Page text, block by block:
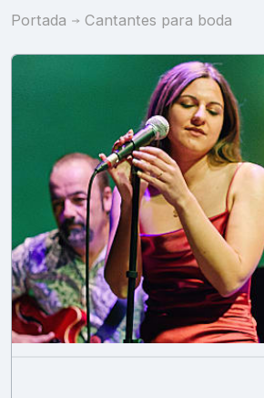
Portada Cantantes para boda